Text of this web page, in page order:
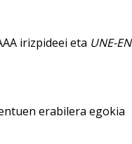
irizpideei eta UNE-EN
erabilera egokia